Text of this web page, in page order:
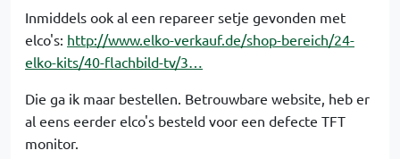
Inmiddels ook al een repareer setje gevonden met
elco's: http://www.elko-verkauf.de/shop-bereich/24-
elko-kits/40-flachbild-tv/3…
Die ga ik maar bestellen. Betrouwbare website, heb er
al eens eerder elco's besteld voor een defecte TFT
monitor.